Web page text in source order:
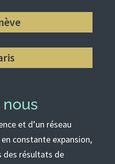
et d’un réseau
constante expansion,
des résultats de